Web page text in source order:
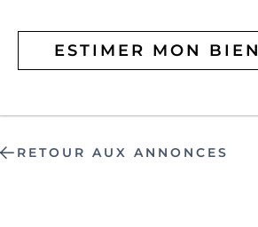
ESTIMER MON BIEN
RETOUR AUX ANNONCES